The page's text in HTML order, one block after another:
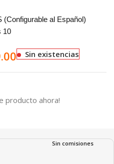
(Configurable al Español)
10
Sin existencias
producto ahora!
Sin comisiones